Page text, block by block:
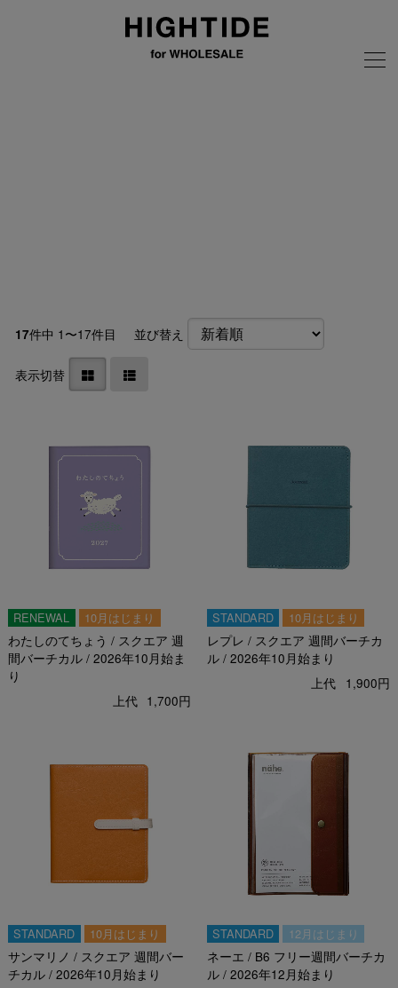
17件中 1〜17件目 並び替え
表示切替
RENEWAL 10月はじまり
わたしのてちょう / スクエア 週
間バーチカル / 2026年10月始ま
り
上代 1,700円
STANDARD 10月はじまり
レプレ / スクエア 週間バーチカ
ル / 2026年10月始まり
上代 1,900円
STANDARD 10月はじまり
サンマリノ / スクエア 週間バー
チカル / 2026年10月始まり
STANDARD 12月はじまり
ネーエ / B6 フリー週間バーチカ
ル / 2026年12月始まり